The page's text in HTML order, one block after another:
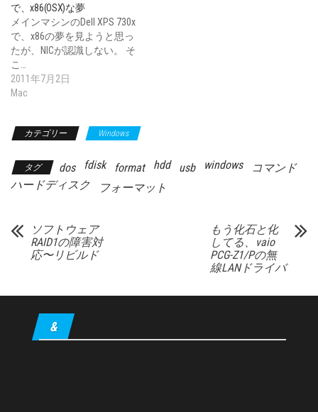
で、x86(OSX)な夢
メインマシンのDell XPS 730x
で、x86の夢を見ようと思っ
たが、NICが認識しない。 そ
こ…
2011年7月2日
Mac
カテゴリー Windows
タグ dos fdisk format hdd usb windows
コマンド
ハードディスク
フォーマット
ソフトウェア
RAID1の障害対
応〜リビルド
もう化石と化
してる、vaio
PCG-Z1/Pの無
線LANドライバ
&